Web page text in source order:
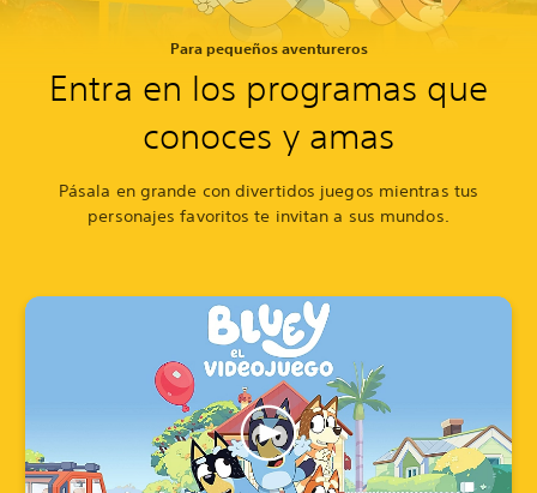
Para pequeños aventureros
Entra en los programas que
conoces y amas
Pásala en grande con divertidos juegos mientras tus
personajes favoritos te invitan a sus mundos.